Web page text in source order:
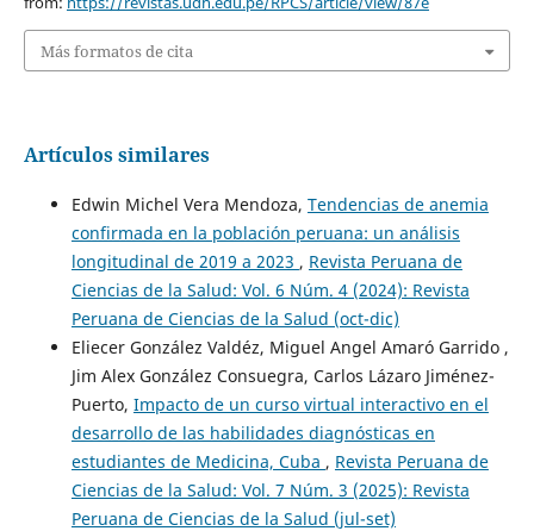
Más formatos de cita
Artículos similares
Edwin Michel Vera Mendoza, Tendencias de anemia
confirmada en la población peruana: un análisis
longitudinal de 2019 a 2023 , Revista Peruana de
Ciencias de la Salud: Vol. 6 Núm. 4 (2024): Revista
Peruana de Ciencias de la Salud (oct-dic)
Eliecer González Valdéz, Miguel Angel Amaró Garrido ,
Jim Alex González Consuegra, Carlos Lázaro Jiménez-
Puerto, Impacto de un curso virtual interactivo en el
desarrollo de las habilidades diagnósticas en
estudiantes de Medicina, Cuba , Revista Peruana de
Ciencias de la Salud: Vol. 7 Núm. 3 (2025): Revista
Peruana de Ciencias de la Salud (jul-set)